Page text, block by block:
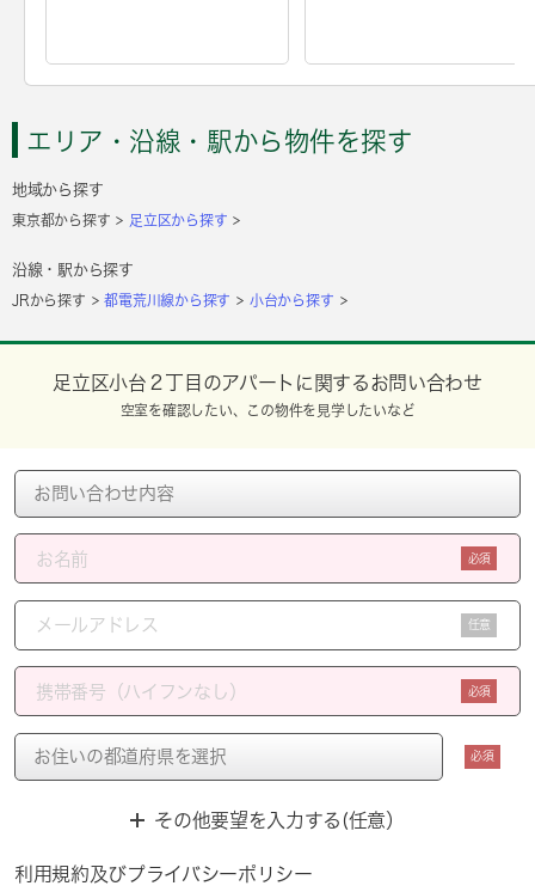
エリア・沿線・駅から物件を探す
地域から探す
東京都から探す 足立区から探す
沿線・駅から探す
JRから探す 都電荒川線から探す 小台から探す
足立区小台２丁目のアパートに関するお問い合わせ
空室を確認したい、この物件を見学したいなど
必須
任意
必須
必須
その他要望を入力する(任意）
利用規約及びプライバシーポリシー